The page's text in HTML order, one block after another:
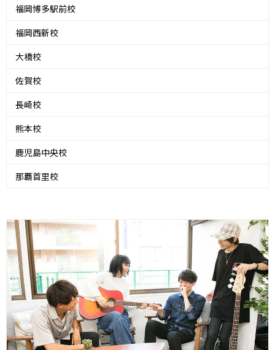
福岡博多駅前校
福岡西新校
大橋校
佐賀校
長崎校
熊本校
鹿児島中央校
那覇首里校